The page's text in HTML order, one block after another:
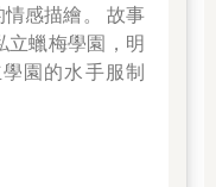
感描繪。 故事
立蠟梅學園，明
園的水手服制